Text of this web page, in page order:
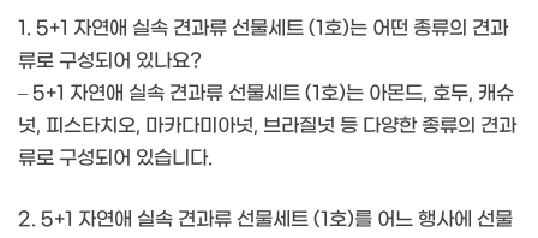
1. 5+1 자연애 실속 견과류 선물세트 (1호)는 어떤 종류의 견과
류로 구성되어 있나요?
– 5+1 자연애 실속 견과류 선물세트 (1호)는 아몬드, 호두, 캐슈
넛, 피스타치오, 마카다미아넛, 브라질넛 등 다양한 종류의 견과
류로 구성되어 있습니다.
2. 5+1 자연애 실속 견과류 선물세트 (1호)를 어느 행사에 선물